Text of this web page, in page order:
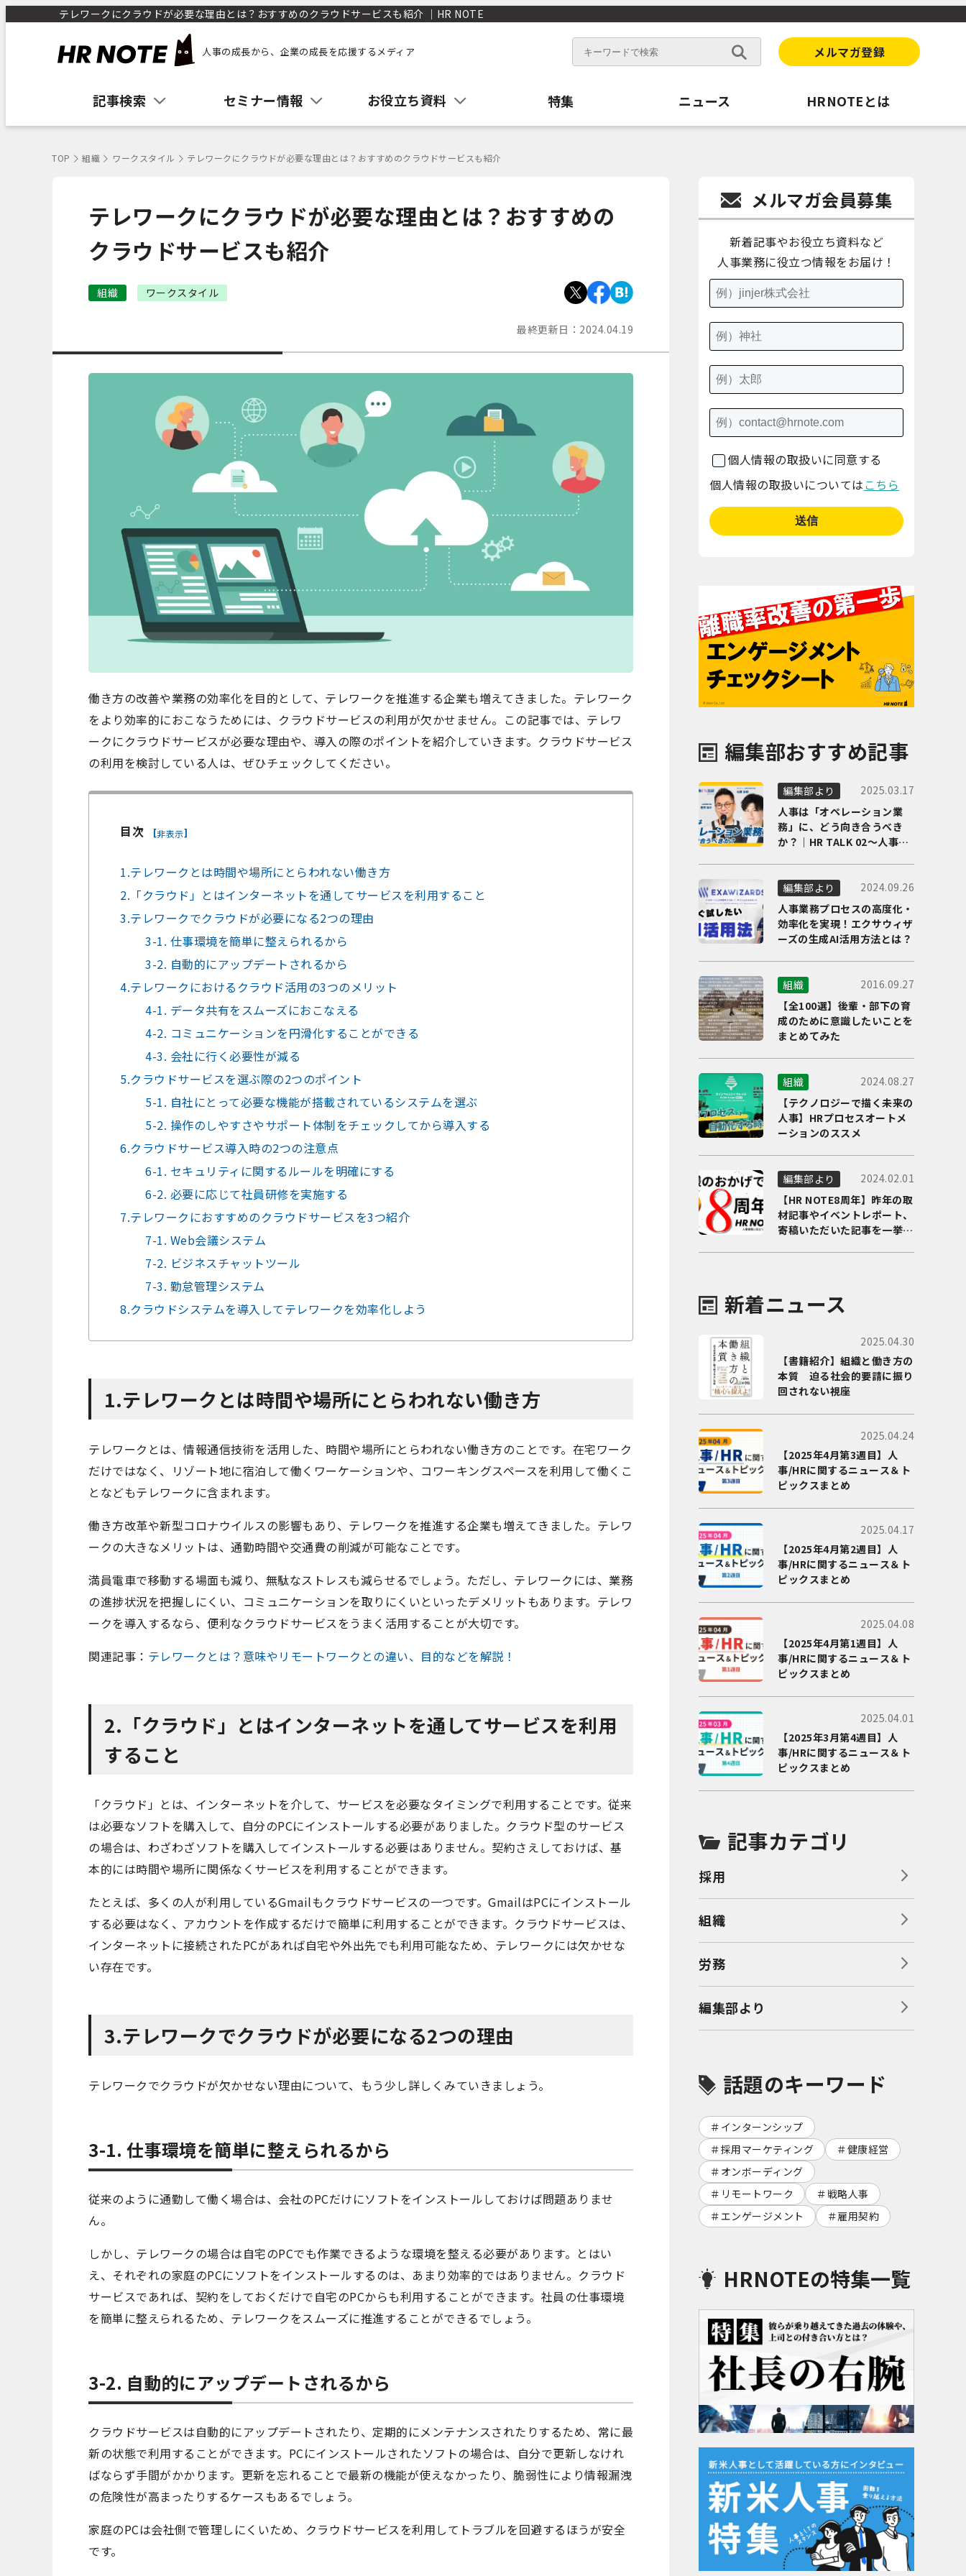
テレワークにクラウドが必要な理由とは？おすすめのクラウドサービスも紹介 ｜HR NOTE
人事の成長から、企業の成長を応援するメディア メルマガ登録
記事検索 セミナー情報 お役立ち資料 特集 ニュース HRNOTEとは
TOP 組織 ワークスタイル テレワークにクラウドが必要な理由とは？おすすめのクラウドサービスも紹介
テレワークにクラウドが必要な理由とは？おすすめの
クラウドサービスも紹介
組織 ワークスタイル
最終更新日： 2024.04.19
働き方の改善や業務の効率化を目的として、テレワークを推進する企業も増えてきました。テレワーク
をより効率的におこなうためには、クラウドサービスの利用が欠かせません。この記事では、テレワ
ークにクラウドサービスが必要な理由や、導入の際のポイントを紹介していきます。クラウドサービス
の利用を検討している人は、ぜひチェックしてください。
目次 [非表示]
1.テレワークとは時間や場所にとらわれない働き方
2.「クラウド」とはインターネットを通してサービスを利用すること
3.テレワークでクラウドが必要になる2つの理由
3-1. 仕事環境を簡単に整えられるから
3-2. 自動的にアップデートされるから
4.テレワークにおけるクラウド活用の3つのメリット
4-1. データ共有をスムーズにおこなえる
4-2. コミュニケーションを円滑化することができる
4-3. 会社に行く必要性が減る
5.クラウドサービスを選ぶ際の2つのポイント
5-1. 自社にとって必要な機能が搭載されているシステムを選ぶ
5-2. 操作のしやすさやサポート体制をチェックしてから導入する
6.クラウドサービス導入時の2つの注意点
6-1. セキュリティに関するルールを明確にする
6-2. 必要に応じて社員研修を実施する
7.テレワークにおすすめのクラウドサービスを3つ紹介
7-1. Web会議システム
7-2. ビジネスチャットツール
7-3. 勤怠管理システム
8.クラウドシステムを導入してテレワークを効率化しよう
1.テレワークとは時間や場所にとらわれない働き方
テレワークとは、情報通信技術を活用した、時間や場所にとらわれない働き方のことです。在宅ワーク
だけではなく、リゾート地に宿泊して働くワーケーションや、コワーキングスペースを利用して働くこ
となどもテレワークに含まれます。
働き方改革や新型コロナウイルスの影響もあり、テレワークを推進する企業も増えてきました。テレワ
ークの大きなメリットは、通勤時間や交通費の削減が可能なことです。
満員電車で移動する場面も減り、無駄なストレスも減らせるでしょう。ただし、テレワークには、業務
の進捗状況を把握しにくい、コミュニケーションを取りにくいといったデメリットもあります。テレワ
ークを導入するなら、便利なクラウドサービスをうまく活用することが大切です。
関連記事： テレワークとは？意味やリモートワークとの違い、目的などを解説！
2.「クラウド」とはインターネットを通してサービスを利用
すること
「クラウド」とは、インターネットを介して、サービスを必要なタイミングで利用することです。従来
は必要なソフトを購入して、自分のPCにインストールする必要がありました。クラウド型のサービス
の場合は、わざわざソフトを購入してインストールする必要はありません。契約さえしておけば、基
本的には時間や場所に関係なくサービスを利用することができます。
たとえば、多くの人が利用しているGmailもクラウドサービスの一つです。GmailはPCにインストール
する必要はなく、アカウントを作成するだけで簡単に利用することができます。クラウドサービスは、
インターネットに接続されたPCがあれば自宅や外出先でも利用可能なため、テレワークには欠かせな
い存在です。
3.テレワークでクラウドが必要になる2つの理由
テレワークでクラウドが欠かせない理由について、もう少し詳しくみていきましょう。
3-1. 仕事環境を簡単に整えられるから
従来のように通勤して働く場合は、会社のPCだけにソフトをインストールしておけば問題ありませ
ん。
しかし、テレワークの場合は自宅のPCでも作業できるような環境を整える必要があります。とはい
え、それぞれの家庭のPCにソフトをインストールするのは、あまり効率的ではありません。クラウド
サービスであれば、契約をしておくだけで自宅のPCからも利用することができます。社員の仕事環境
を簡単に整えられるため、テレワークをスムーズに推進することができるでしょう。
3-2. 自動的にアップデートされるから
クラウドサービスは自動的にアップデートされたり、定期的にメンテナンスされたりするため、常に最
新の状態で利用することができます。PCにインストールされたソフトの場合は、自分で更新しなけれ
ばならず手間がかかります。更新を忘れることで最新の機能が使えなかったり、脆弱性により情報漏洩
の危険性が高まったりするケースもあるでしょう。
家庭のPCは会社側で管理しにくいため、クラウドサービスを利用してトラブルを回避するほうが安全
です。
メルマガ会員募集
新着記事やお役立ち資料など
人事業務に役立つ情報をお届け！
個人情報の取扱いに同意する
個人情報の取扱いについては こちら
編集部おすすめ記事
編集部より
2025.03.17
人事は「オペレーション業
務」に、どう向き合うべき
か？｜HR TALK 02～人事DX
編集部より
2024.09.26
人事業務プロセスの高度化・
効率化を実現！エクサウィザ
ーズの生成AI活用方法とは？
組織
2016.09.27
【全100選】後輩・部下の育
成のために意識したいことを
まとめてみた
組織
2024.08.27
【テクノロジーで描く未来の
人事】HRプロセスオートメ
ーションのススメ
編集部より
2024.02.01
【HR NOTE8周年】昨年の取
材記事やイベントレポート、
寄稿いただいた記事を一挙に
新着ニュース
2025.04.30
【書籍紹介】組織と働き方の
本質 迫る社会的要請に振り
回されない視座
2025.04.24
【2025年4月第3週目】人
事/HRに関するニュース＆ト
ピックスまとめ
2025.04.17
【2025年4月第2週目】人
事/HRに関するニュース＆ト
ピックスまとめ
2025.04.08
【2025年4月第1週目】人
事/HRに関するニュース＆ト
ピックスまとめ
2025.04.01
【2025年3月第4週目】人
事/HRに関するニュース＆ト
ピックスまとめ
記事カテゴリ
採用
組織
労務
編集部より
話題のキーワード
インターンシップ
採用マーケティング
健康経営
オンボーディング
リモートワーク
戦略人事
エンゲージメント
雇用契約
HRNOTEの特集一覧